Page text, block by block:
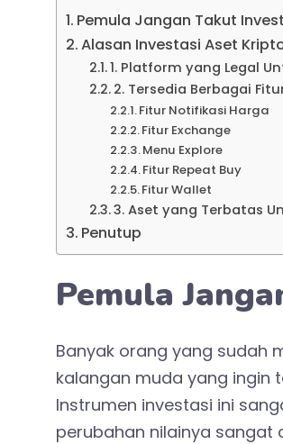
Pemula Jangan Takut
Alasan Investasi Aset
1. Platform yang Legal
2. Tersedia Berbagai
Fitur Notifikasi Harga
Fitur Exchange
Menu Explore
Fitur Repeat Buy
Fitur Wallet
3. Aset yang Terbatas
Penutup
Pemula
Banyak orang yang sudah
kalangan muda yang ingin
Instrumen investasi ini
perubahan nilainya sangat